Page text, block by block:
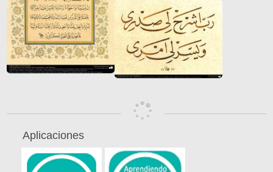
Aplicaciones